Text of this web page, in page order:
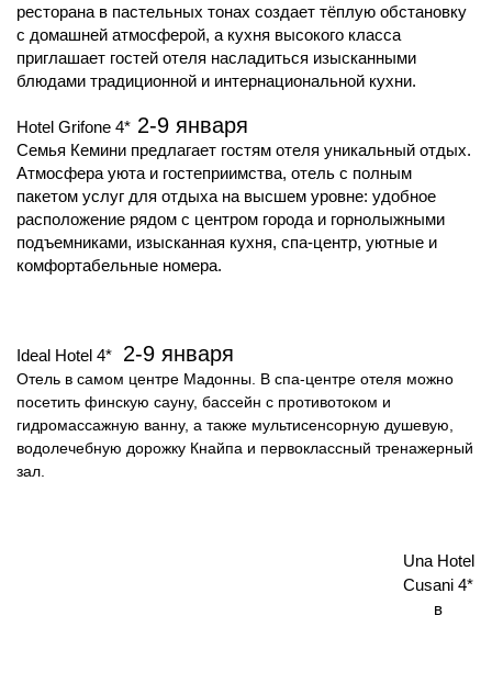
ресторана в пастельных тонах создает тёплую обстановку
с домашней атмосферой, а кухня высокого класса
приглашает гостей отеля насладиться изысканными
блюдами традиционной и интернациональной кухни.
Hotel Grifone 4* 2-9 января
Семья Кемини предлагает гостям отеля уникальный отдых.
Атмосфера уюта и гостеприимства, отель с полным
пакетом услуг для отдыха на высшем уровне: удобное
расположение рядом с центром города и горнолыжными
подъемниками, изысканная кухня, спа-центр, уютные и
комфортабельные номера.
Ideal Hotel 4* 2-9 января
Отель в самом центре Мадонны. В спа-центре отеля можно
посетить финскую сауну, бассейн с противотоком и
гидромассажную ванну, а также мультисенсорную душевую,
водолечебную дорожку Кнайпа и первоклассный тренажерный
зал.
Una Hotel
Cusani 4*
в